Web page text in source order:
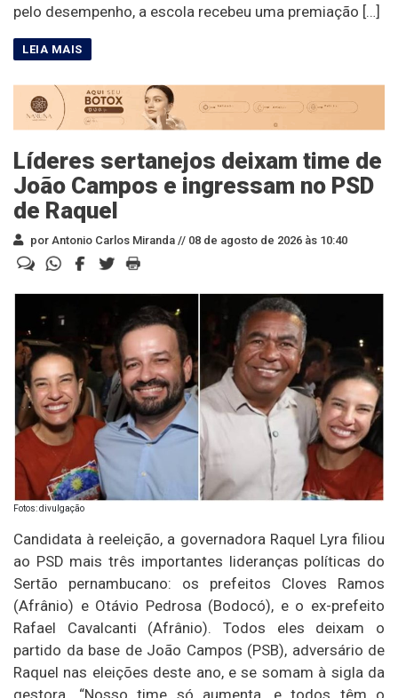
pelo desempenho, a escola recebeu uma premiação […]
Líderes sertanejos deixam time de
João Campos e ingressam no PSD
de Raquel
por Antonio Carlos Miranda // 08 de agosto de 2026 às 10:40
Fotos: divulgação
Candidata à reeleição, a governadora Raquel Lyra filiou
ao PSD mais três importantes lideranças políticas do
Sertão pernambucano: os prefeitos Cloves Ramos
(Afrânio) e Otávio Pedrosa (Bodocó), e o ex-prefeito
Rafael Cavalcanti (Afrânio). Todos eles deixam o
partido da base de João Campos (PSB), adversário de
Raquel nas eleições deste ano, e se somam à sigla da
gestora. “Nosso time só aumenta, e todos têm o